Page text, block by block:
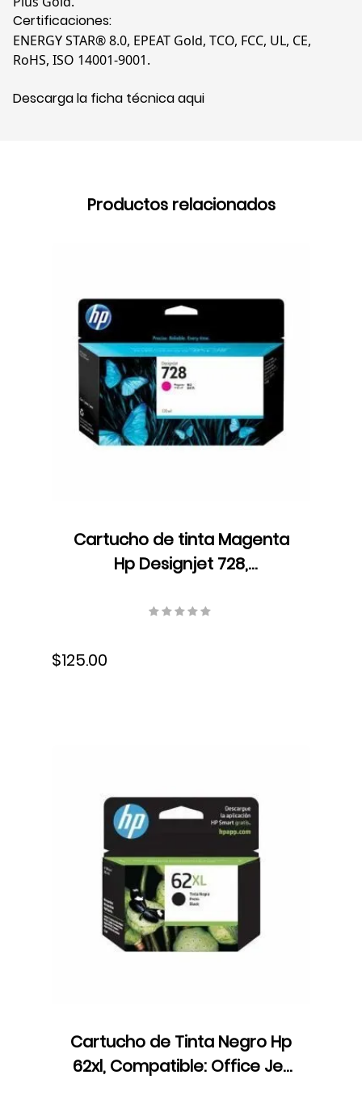
Certificaciones:
ENERGY STAR® 8.0, EPEAT Gold, TCO, FCC, UL, CE,
RoHS, ISO 14001-9001.
Descarga la ficha técnica aqui
Productos relacionados
Cartucho de tinta Magenta
Hp Designjet 728,
ml, S-F9J66A
$125.00
Cartucho de Tinta Negro Hp
62xl, Compatible: Office Jet